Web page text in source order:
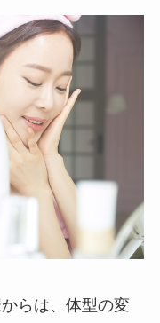
らは、体型の変